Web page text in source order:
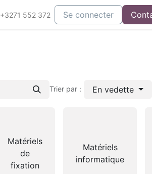
+3271 552 372 Se connecter
Trier par : En vedette
Matériels
de
fixation
Matériels
informatique